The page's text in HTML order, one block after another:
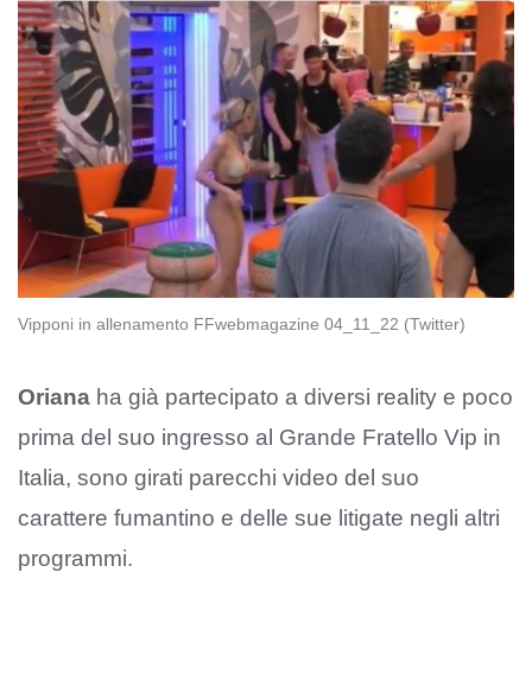
Vipponi in allenamento FFwebmagazine 04_11_22 (Twitter)
Oriana ha già partecipato a diversi reality e poco
prima del suo ingresso al Grande Fratello Vip in
Italia, sono girati parecchi video del suo
carattere fumantino e delle sue litigate negli altri
programmi.